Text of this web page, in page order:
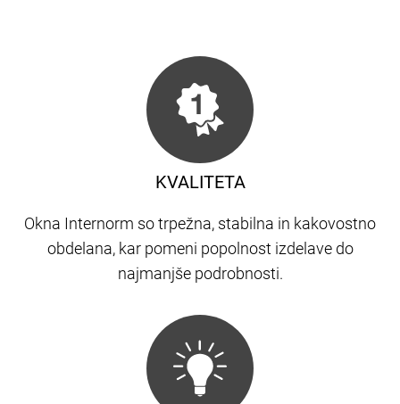
KVALITETA
Okna Internorm so trpežna, stabilna in kakovostno
obdelana, kar pomeni popolnost izdelave do
najmanjše podrobnosti.